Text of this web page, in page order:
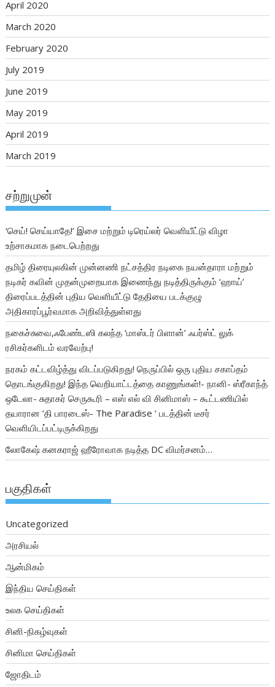
April 2020
March 2020
February 2020
July 2019
June 2019
May 2019
April 2019
March 2019
சற்றுமுன்
‘செய்! செய்யாதே!’ இசை மற்றும் டிரெய்லர் வெளியீட்டு விழா
உற்சாகமாக நடைபெற்றது
தமிழ் திரையுலகின் முன்னணி நட்சத்திர நடிகை நயன்தாரா மற்றும்
நடிகர் கவின் முதன்முறையாக இணைந்து நடித்திருக்கும் ‘ஹாய்’
திரைப்படத்தின் புதிய வெளியீட்டு தேதியை படக்குழு
அதிகாரப்பூர்வமாக அறிவித்துள்ளது
நகைச்சுவை,ஃபேண்டஸி கலந்த ‘மாஸ்டர் பிளான்’ ஃபர்ஸ்ட் லுக்
ரசிகர்களிடம் வரவேற்பு!
நரகம் கட்டவிழ்த்து விடப்படுகிறது! நெருப்பில் ஒரு புதிய சகாப்தம்
தொடங்குகிறது! இந்த வெறியாட்டத்தை காணுங்கள்!- நானி- ஸ்ரீகாந்த்
ஒடேலா- சுதாகர் செருகூரி – எஸ் எல் வி சினிமாஸ் – கூட்டணியில்
தயாரான ‘தி பாரடைஸ்- The Paradise ‘ படத்தின் டீசர்
வெளியிடப்பட்டிருக்கிறது
லோகேஷ் கனகராஜ் ஹீரோவாக நடித்த DC விமர்சனம்…
பகுதிகள்
Uncategorized
அரசியல்
ஆன்மிகம்
இந்திய செய்திகள்
உலக செய்திகள்
சினி-நிகழ்வுகள்
சினிமா செய்திகள்
ஜோதிடம்